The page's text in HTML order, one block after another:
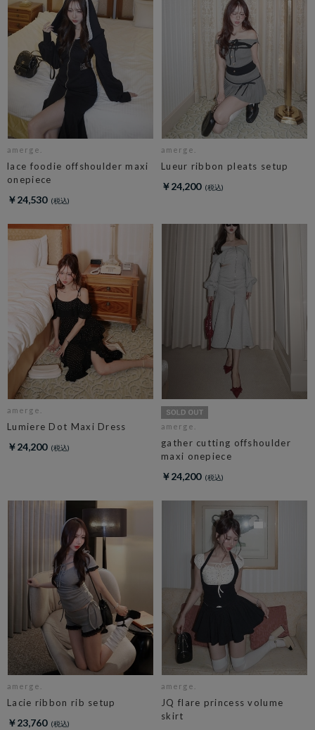
amerge.
lace foodie offshoulder maxi
onepiece
￥24,530
amerge.
Lueur ribbon pleats setup
￥24,200
amerge.
Lumiere Dot Maxi Dress
￥24,200
amerge.
gather cutting offshoulder
maxi onepiece
￥24,200
amerge.
Lacie ribbon rib setup
￥23,760
amerge.
JQ flare princess volume
skirt